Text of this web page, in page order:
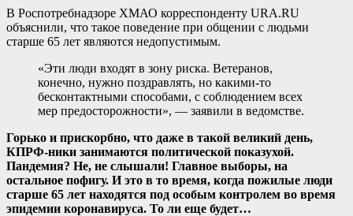
В Роспотребнадзоре ХМАО корреспонденту URA.RU
объяснили, что такое поведение при общении с людьми
старше 65 лет являются недопустимым.
«Эти люди входят в зону риска. Ветеранов,
конечно, нужно поздравлять, но какими-то
бесконтактными способами, с соблюдением всех
мер предосторожности», — заявили в ведомстве.
Горько и прискорбно, что даже в такой великий день,
КПРФ-ники занимаются политической показухой.
Пандемия? Не, не слышали! Главное выборы, на
остальное пофигу. И это в то время, когда пожилые люди
старше 65 лет находятся под особым контролем во время
эпидемии коронавируса. То ли еще будет…